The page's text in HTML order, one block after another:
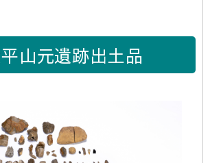
山元遺跡出土品